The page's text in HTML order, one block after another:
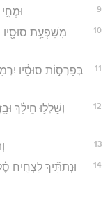
9
10
מִשִּׁפְעַ֥ת סוּסָ֖יו
11
בְּפַרְס֣וֹת סוּסָ֔יו
12
וְשָׁלְל֣וּ חֵילֵ֗ךְ
13
14
וּנְתַתִּ֞יךְ לִצְחִ֣יחַ